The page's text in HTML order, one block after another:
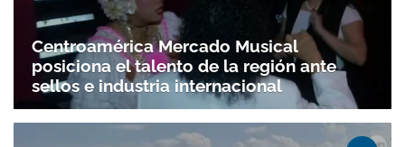
Centroamérica Mercado Musical
posiciona el talento de la región ante
sellos e industria internacional